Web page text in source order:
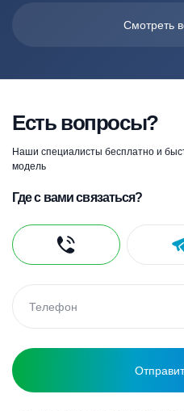
Смотреть
Есть вопросы?
Наши специалисты бесплатно и
модель
Где с вами связаться?